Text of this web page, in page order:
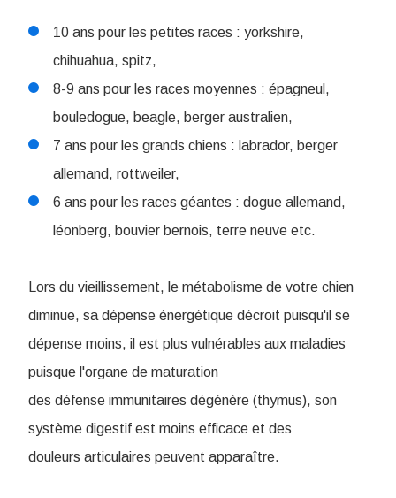
10 ans pour les petites races : yorkshire,
chihuahua, spitz,
8-9 ans pour les races moyennes : épagneul,
bouledogue, beagle, berger australien,
7 ans pour les grands chiens : labrador, berger
allemand, rottweiler,
6 ans pour les races géantes : dogue allemand,
léonberg, bouvier bernois, terre neuve etc.
Lors du vieillissement, le métabolisme de votre chien
diminue, sa dépense énergétique décroit puisqu'il se
dépense moins, il est plus vulnérables aux maladies
puisque l'organe de maturation
des défense immunitaires dégénère (thymus), son
système digestif est moins efficace et des
douleurs articulaires peuvent apparaître.